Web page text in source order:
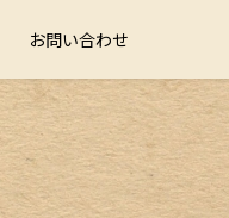
お問い合わせ